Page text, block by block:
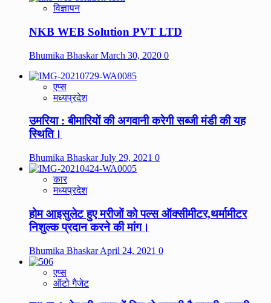
विज्ञापन
NKB WEB Solution PVT LTD
Bhumika BhaskarMarch 30, 2020 0
एप्स
मध्यप्रदेश
उमरिया : बीमारियों की अगवानी करेगी सब्जी मंडी की यह
स्थिति।
Bhumika BhaskarJuly 29, 2021 0
कार
मध्यप्रदेश
होम आइसुलेट हुए मरीजों को पल्स ऑक्सीमीटर,थर्मामीटर
निशुल्क प्रदान करने की मांग।
Bhumika BhaskarApril 24, 2021 0
एप्स
ऑटो गैजेट